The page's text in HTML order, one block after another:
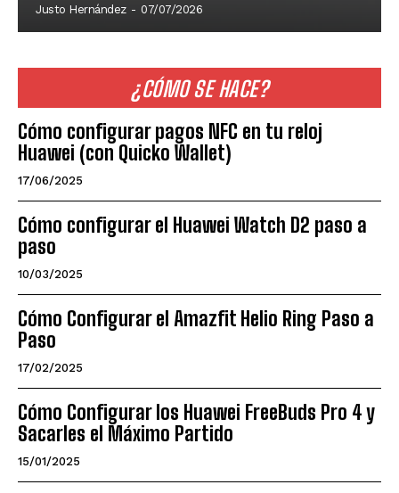
Justo Hernández - 07/07/2026
¿CÓMO SE HACE?
Cómo configurar pagos NFC en tu reloj
Huawei (con Quicko Wallet)
17/06/2025
Cómo configurar el Huawei Watch D2 paso a
paso
10/03/2025
Cómo Configurar el Amazfit Helio Ring Paso a
Paso
17/02/2025
Cómo Configurar los Huawei FreeBuds Pro 4 y
Sacarles el Máximo Partido
15/01/2025